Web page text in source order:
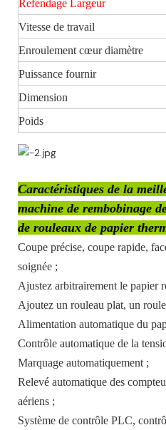
Refendage Largeur
Vitesse de travail
Enroulement cœur diamètre
Puissance fournir
Dimension
Poids
Caractéristiques de la
machine de rembobinage
de rouleaux de papier
Coupe précise, coupe rapide,
soignée ;
Ajustez arbitrairement le papier
Ajoutez un rouleau plat, un
Alimentation automatique du
Contrôle automatique de la
Marquage automatiquement ;
Relevé automatique des
aériens ;
Système de contrôle PLC,